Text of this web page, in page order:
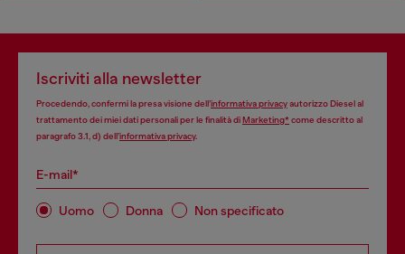
Iscriviti alla newsletter
Procedendo, confermi la presa visione dell’informativa privacyautorizzo Diesel al
trattamento dei miei dati personali per le finalità diMarketing*come descritto al
paragrafo 3.1, d) dell’informativa privacy.
E-mail*
Uomo Donna Non specificato